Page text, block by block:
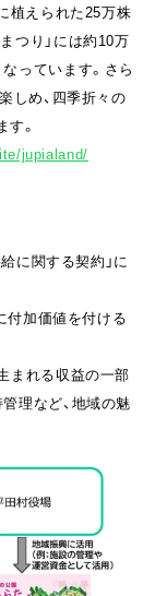
植えられた25万株
つり」には約10万
っています。さら
しめ、四季折々の
。
jupialand/
組み
に関する契約」に
付加価値を付ける
まれる収益の一部
理など、地域の魅